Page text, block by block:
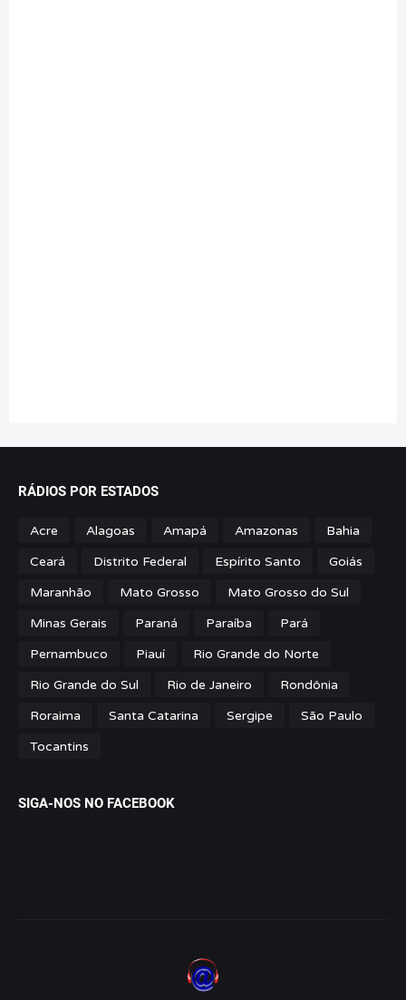
RÁDIOS POR ESTADOS
Acre Alagoas Amapá Amazonas
Bahia
Ceará
Distrito Federal Espírito Santo
Goiás
Maranhão
Mato Grosso
Mato Grosso do Sul
Minas Gerais
Paraná Paraíba
Pará
Pernambuco
Piauí
Rio Grande do Norte
Rio Grande do Sul
Rio de Janeiro
Rondônia
Roraima
Santa Catarina Sergipe
São Paulo
Tocantins
SIGA-NOS NO FACEBOOK